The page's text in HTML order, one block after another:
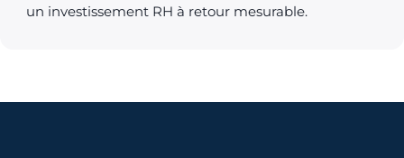
un investissement RH à retour mesurable.